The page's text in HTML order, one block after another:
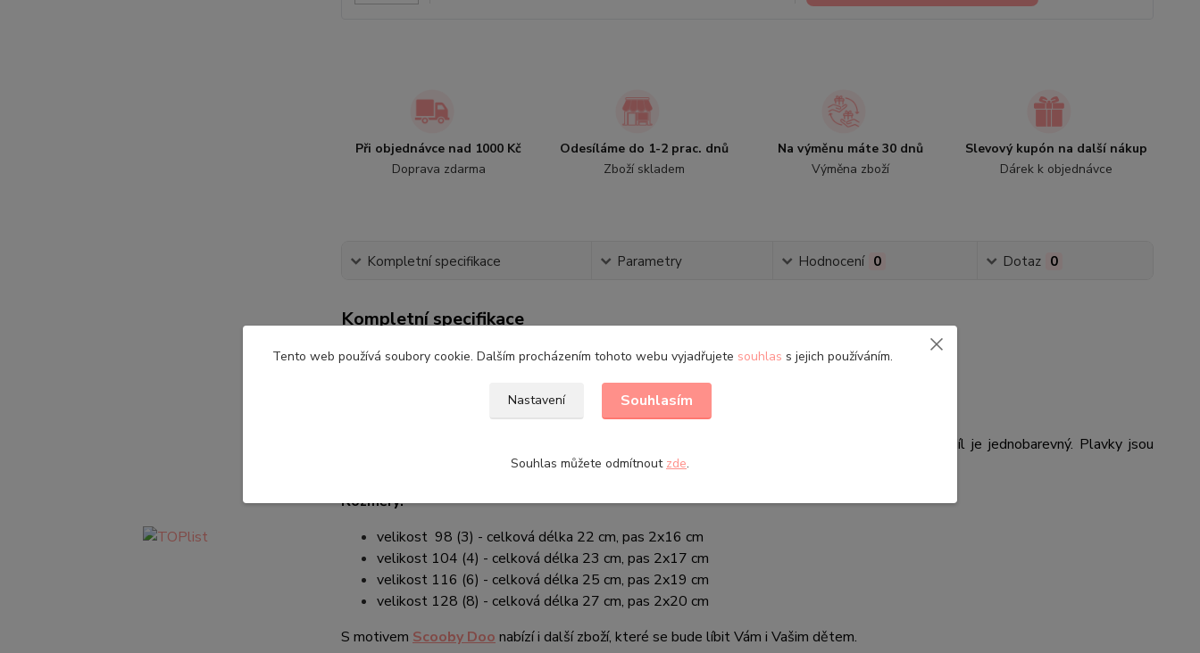
Při objednávce nad 1000 Kč
Doprava zdarma
Odesíláme do 1-2 prac. dnů
Zboží skladem
Na výměnu máte 30 dnů
Výměna zboží
Slevový kupón na další nákup
Dárek k objednávce
Kompletní specifikace Parametry Hodnocení 0 Dotaz 0
Kompletní specifikace
Dětské chlapecké plavky Sun City 1924 Scooby Doo
3 (98), 4 (104), 6 (116), 8 (128) let
Krásné chlapecké plavky s motivem oblíbeného Scoobyho. Na předním dílu je obrázek, zadní díl je jednobarevný. Plavky jsou
vyrobeny v oficiální licenci - Sun City (Francie).
Rozměry:
velikost 98 (3) - celková délka 22 cm, pas 2x16 cm
velikost 104 (4) - celková délka 23 cm, pas 2x17 cm
velikost 116 (6) - celková délka 25 cm, pas 2x19 cm
velikost 128 (8) - celková délka 27 cm, pas 2x20 cm
S motivem Scooby Doo nabízí i další zboží, které se bude líbit Vám i Vašim dětem.
Tento web používá soubory cookie. Dalším procházením tohoto webu vyjadřujete souhlas s jejich používáním.
Nastavení Souhlasím
Souhlas můžete odmítnout zde.